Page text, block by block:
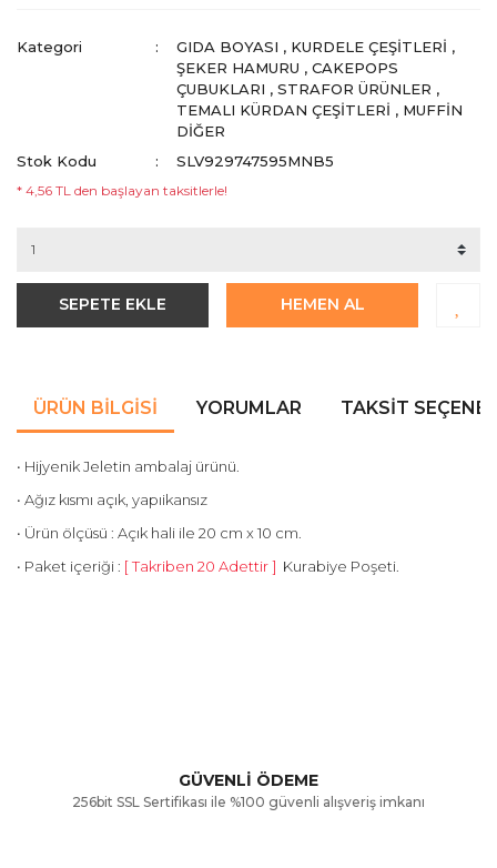
Kategori GIDA BOYASI , KURDELE ÇEŞITLERI ,
ŞEKER HAMURU ,CAKEPOPS
ÇUBUKLARI ,STRAFOR ÜRÜNLER ,
TEMALI KÜRDAN ÇEŞITLERI , MUFFIN
DIĞER
Stok Kodu
SLV929747595MNB5
* 4,56 TL den başlayan taksitlerle!
SEPETE EKLE HEMEN AL
ÜRÜN BILGISI YORUMLAR TAKSIT
• Hijyenik Jeletin ambalaj ürünü.
• Ağız kısmı açık, yapıikansız
• Ürün ölçüsü : Açık hali ile 20 cm x 10 cm.
• Paket içeriği : [ Takriben 20 Adettir ] Kurabiye Poşeti.
Ürün resmi kalitesiz, bozuk veya görüntülenemiyor.
GÜVENLİ ÖDEME
256bit SSL Sertifikası ile %100 güvenli alışveriş imkanı